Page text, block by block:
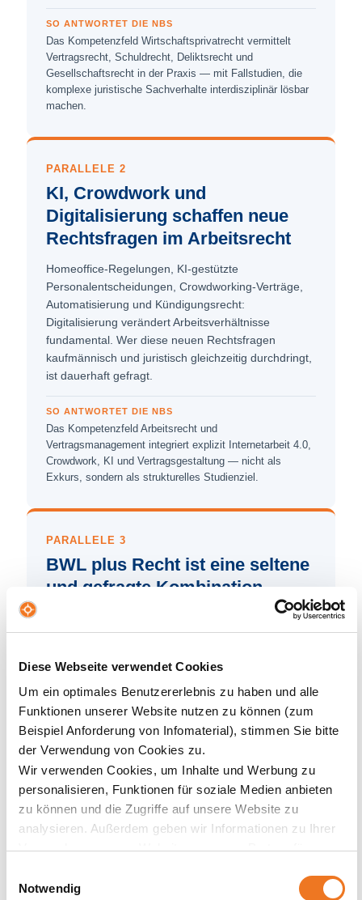
Diese Webseite verwendet Cookies
Um ein optimales Benutzererlebnis zu haben und alle
Funktionen unserer Website nutzen zu können (zum
Beispiel Anforderung von Infomaterial), stimmen Sie bitte
der Verwendung von Cookies zu.
Wir verwenden Cookies, um Inhalte und Werbung zu
personalisieren, Funktionen für soziale Medien anbieten
zu können und die Zugriffe auf unsere Website zu
analysieren. Außerdem geben wir Informationen zu Ihrer
Verwendung unserer Website an unsere Partner für
Partner führen diese Informationen möglicherweise mit
Notwendig
SO ANTWORTET DIE NBS
Das Kompetenzfeld Wirtschaftsprivatrecht vermittelt
Vertragsrecht, Schuldrecht, Deliktsrecht und
Gesellschaftsrecht in der Praxis — mit Fallstudien, die
komplexe juristische Sachverhalte interdisziplinär lösbar
machen.
PARALLELE 2
KI, Crowdwork und
Digitalisierung schaffen neue
Rechts­fragen im Arbeitsrecht
Homeoffice-Regelungen, KI-gestützte
Personalentscheidungen, Crowdworking-Verträge,
Automatisierung und Kündigungsrecht:
Digitalisierung verändert Arbeitsverhältnisse
fundamental. Wer diese neuen Rechts­fragen
kaufmännisch und juristisch gleichzeitig durchdringt,
ist dauerhaft gefragt.
SO ANTWORTET DIE NBS
Das Kompetenzfeld Arbeitsrecht und
Vertragsmanagement integriert explizit Internetarbeit 4.0,
Crowdwork, KI und Vertragsgestaltung — nicht als
Exkurs, sondern als strukturelles Studienziel.
PARALLELE 3
BWL plus Recht ist eine seltene
und gefragte Kombination
Reine Juristen denken selten betriebswirtschaftlich.
Reine BWLer können Verträge oft nicht sicher
ausgebildet und rechtssicher — ist auf dem
Arbeitsmarkt strukturell unterversorgt.
SO ANTWORTET DIE NBS
diese Doppelkompetenz: vollständiges BWL-Fundament
und zwei Rechtskompetenzfelder, die in der Praxis
unmittelbar anwendbar sind — ohne Jurastudium.